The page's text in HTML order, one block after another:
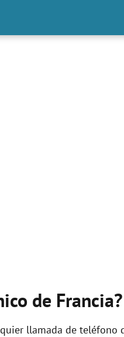
de Francia?
llamada de teléfono